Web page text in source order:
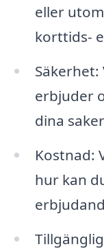
eller
korttids-
erbjuder
dina
Kostnad:
hur kan